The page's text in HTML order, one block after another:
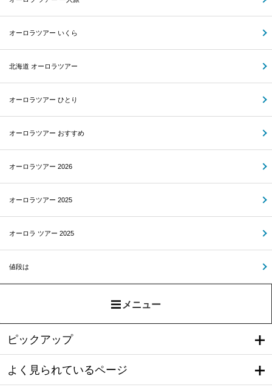
オーロラツアー いくら
北海道 オーロラツアー
オーロラツアー ひとり
オーロラツアー おすすめ
オーロラツアー 2026
オーロラツアー 2025
オーロラ ツアー 2025
値段は
メニュー
ピックアップ
よく見られているページ